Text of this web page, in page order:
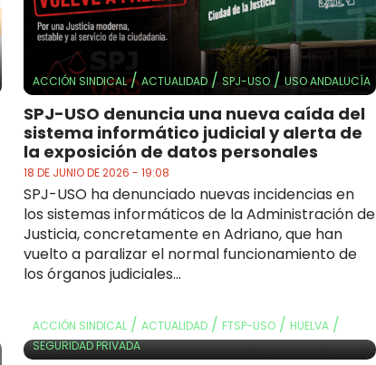
ACCIÓN SINDICAL/ACTUALIDAD/ SPJ-USO/ USO ANDALUCÍA
SPJ-USO denuncia una nueva caída del
sistema informático judicial y alerta de
la exposición de datos personales
18 DE JUNIO DE 2026 - 19:08
SPJ-USO ha denunciado nuevas incidencias en
los sistemas informáticos de la Administración de
Justicia, concretamente en Adriano, que han
vuelto a paralizar el normal funcionamiento de
los órganos judiciales...
ACCIÓN SINDICAL/ ACTUALIDAD/ FTSP-USO/ HUELVA/
SEGURIDAD PRIVADA